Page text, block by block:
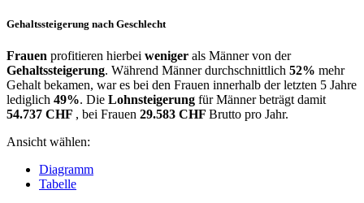
Gehaltssteigerung nach Geschlecht
Frauen profitieren hierbei weniger als Männer von der
Gehaltssteigerung. Während Männer durchschnittlich 52% mehr
Gehalt bekamen, war es bei den Frauen innerhalb der letzten 5 Jahre
lediglich 49%. Die Lohnsteigerung für Männer beträgt damit
54.737 CHF , bei Frauen 29.583 CHF Brutto pro Jahr.
Ansicht wählen:
Diagramm
Tabelle